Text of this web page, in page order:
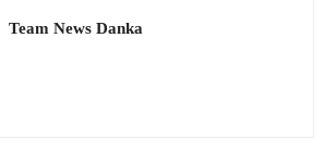
Team News Danka